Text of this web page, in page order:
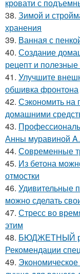
кровати с
38. Зимой и
хранения
39. Ванная с
40. Создание
рецепт и
41. Улучшите
обшивка фронтона
42. Сэкономить на
домашними
43.
Анны муравиной
44. Современные
45. Из бетона
отмостки
46. Удивительные
можно сделать
47. Стресс во
этим
48. БЮДЖЕТНЫЙ
Рекомендации
49.